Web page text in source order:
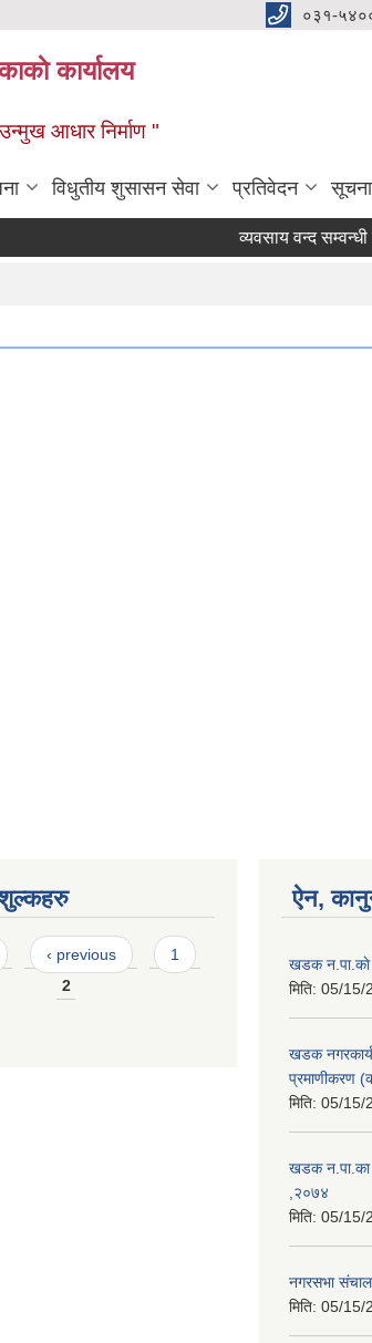
०३१-
कार्यालय
आधार निर्माण "
विधुतीय शुसासन सेवा प्रतिवेदन
व्यवसाय वन्द सम्वन्धी
‹ previous
1
2
ऐन,
खडक न.पा.काे
मिति: 05/15/
खडक
प्रमाणीकरण
मिति: 05/15/
खडक न.पा.का
,२०७४
मिति: 05/15/
नगरसभा
मिति: 05/15/